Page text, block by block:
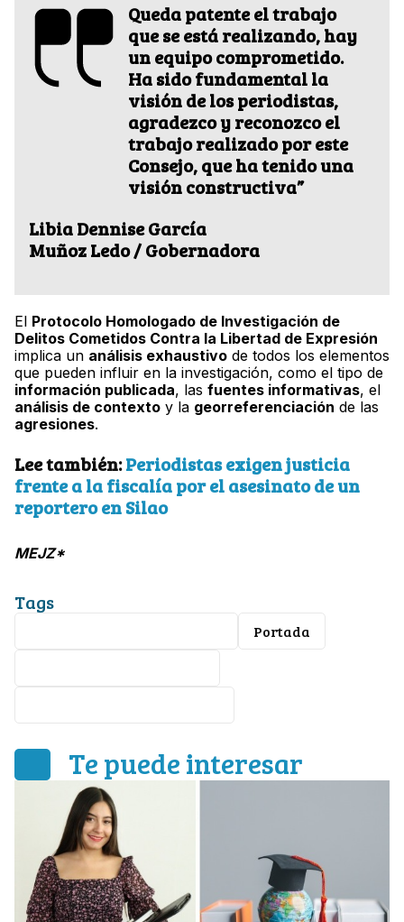
Queda patente el trabajo
que se está realizando, hay
un equipo comprometido.
Ha sido fundamental la
visión de los periodistas,
agradezco y reconozco el
trabajo realizado por este
Consejo, que ha tenido una
visión constructiva”
Libia Dennise García
Muñoz Ledo / Gobernadora
El Protocolo Homologado de Investigación de
Delitos Cometidos Contra la Libertad de Expresión
implica un análisis exhaustivo de todos los elementos
que pueden influir en la investigación, como el tipo de
información publicada, las fuentes informativas, el
análisis de contexto y la georreferenciación de las
agresiones.
Lee también:Periodistas exigen justicia
frente a la fiscalía por el asesinato de un
reportero en Silao
MEJZ*
Tags
Portada
Te puede interesar